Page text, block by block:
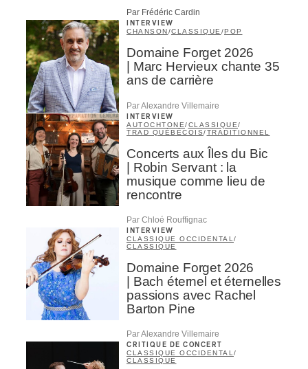
Par Frédéric Cardin
INTERVIEW
CHANSON/CLASSIQUE /POP
Domaine Forget 2026
| Marc Hervieux chante 35
ans de carrière
Par Alexandre Villemaire
INTERVIEW
AUTOCHTONE/CLASSIQUE/
TRAD QUÉBÉCOIS/TRADITIONNEL
Concerts aux Îles du Bic
| Robin Servant : la
musique comme lieu de
rencontre
Par Chloé Rouffignac
INTERVIEW
CLASSIQUE OCCIDENTAL /
CLASSIQUE
Domaine Forget 2026
| Bach éternel et éternelles
passions avec Rachel
Barton Pine
Par Alexandre Villemaire
CRITIQUE DE CONCERT
CLASSIQUE OCCIDENTAL/
CLASSIQUE